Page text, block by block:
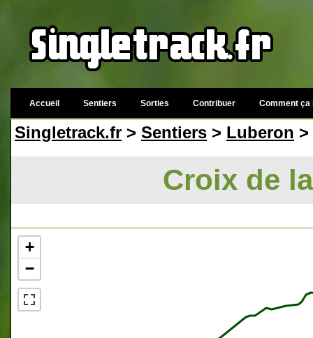
Accueil Sentiers Sorties Contribuer Comment ça
Singletrack.fr > Sentiers > Luberon
Croix de
+
−